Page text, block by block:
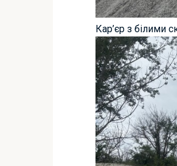
Кар’єр з білими